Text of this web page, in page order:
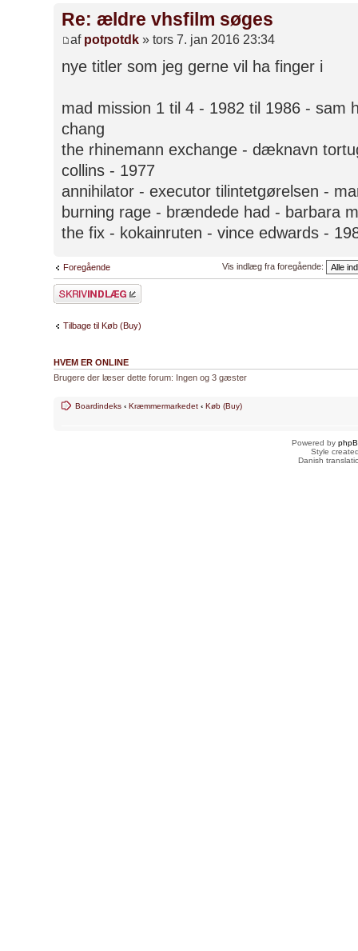
Re: ældre vhsfilm søges
af potpotdk » tors 7. jan 2016 23:34
nye titler som jeg gerne vil ha finger i
mad mission 1 til 4 - 1982 til 1986 - sam
chang
the rhinemann exchange - dæknavn
collins - 1977
annihilator - executor tilintetgørelsen -
burning rage - brændede had - barbara
the fix - kokainruten - vince edwards -
Foregående Vis indlæg fra foregående:
Skriv et svar
Tilbage til Køb (Buy)
HVEM ER ONLINE
Brugere der læser dette forum: Ingen og 3 gæster
Boardindeks ‹ Kræmmermarkedet ‹ Køb (Buy)
Powered by
Style
Danish